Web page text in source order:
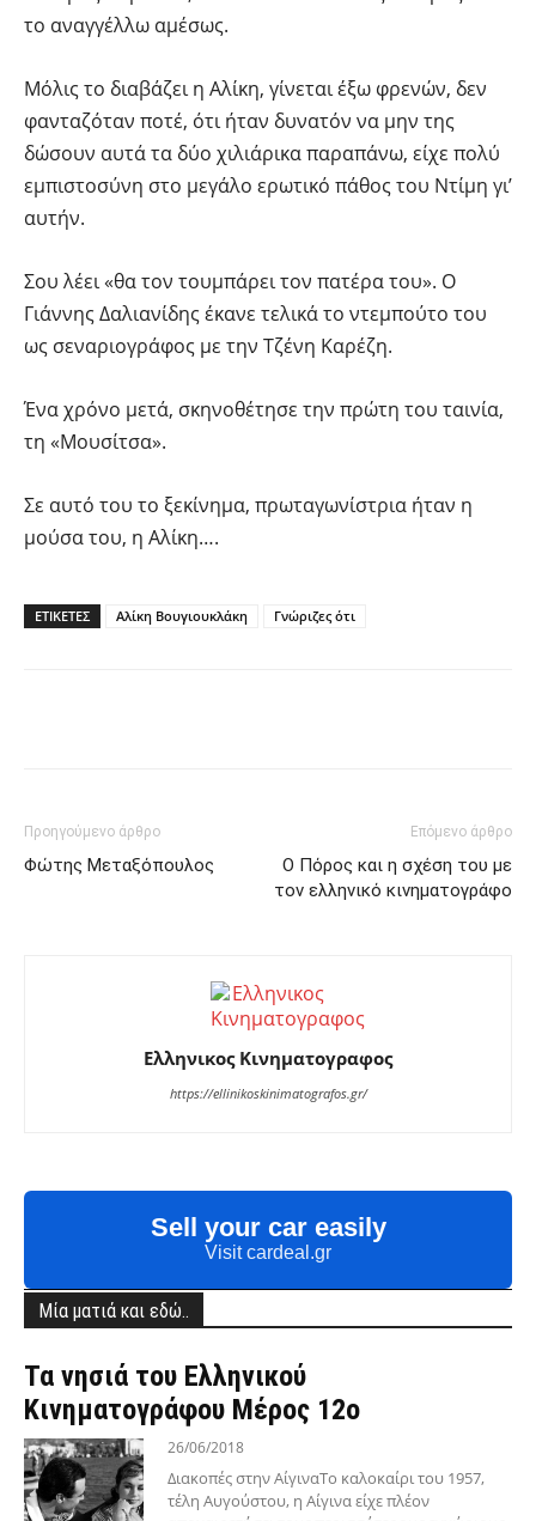
το αναγγέλλω αμέσως.
Μόλις το διαβάζει η Αλίκη, γίνεται έξω φρενών, δεν
φανταζόταν ποτέ, ότι ήταν δυνατόν να μην της
δώσουν αυτά τα δύο χιλιάρικα παραπάνω, είχε πολύ
εμπιστοσύνη στο μεγάλο ερωτικό πάθος του Ντίμη γι’
αυτήν.
Σου λέει «θα τον τουμπάρει τον πατέρα του». Ο
Γιάννης Δαλιανίδης έκανε τελικά το ντεμπούτο του
ως σεναριογράφος με την Τζένη Καρέζη.
Ένα χρόνο μετά, σκηνοθέτησε την πρώτη του ταινία,
τη «Μουσίτσα».
Σε αυτό του το ξεκίνημα, πρωταγωνίστρια ήταν η
μούσα του, η Αλίκη….
ΕΤΙΚΕΤΕΣ Αλίκη Βουγιουκλάκη Γνώριζες ότι
Προηγούμενο άρθρο
Φώτης Μεταξόπουλος
Επόμενο άρθρο
Ο Πόρος και η σχέση του με
τον ελληνικό κινηματογράφο
Ελληνικος Κινηματογραφος
https://ellinikoskinimatografos.gr/
Sell your car easily
Visit cardeal.gr
Μία ματιά και εδώ..
Τα νησιά του Ελληνικού
Κινηματογράφου Μέρος 12ο
26/06/2018
Διακοπές στην ΑίγιναΤο καλοκαίρι του 1957,
τέλη Αυγούστου, η Αίγινα είχε πλέον